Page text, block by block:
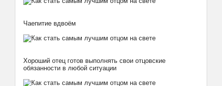
Чаепитие вдвоём
Хороший отец готов выполнять свои отцовские
обязанности в любой ситуации